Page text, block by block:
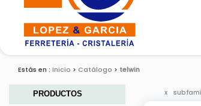
Estás en : Inicio Catálogo telwin
PRODUCTOS